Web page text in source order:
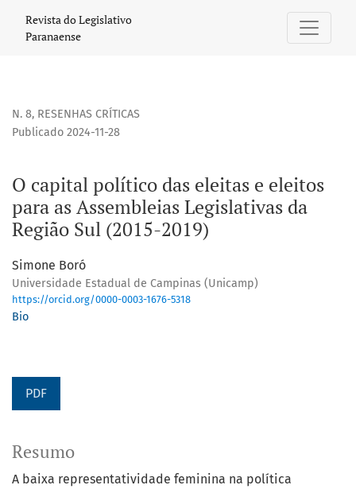
O capital político das eleitas e eleitos para as Assembleias
Revista do Legislativo
Paranaense
N. 8, RESENHAS CRÍTICAS
O capital político das eleitas e eleitos
para as Assembleias Legislativas da
Região Sul (2015-2019)
Publicado 2024-11-28
Simone Boró
Universidade Estadual de Campinas (Unicamp)
https://orcid.org/0000-0003-1676-5318
Bio
PDF
Resumo
A baixa representatividade feminina na política